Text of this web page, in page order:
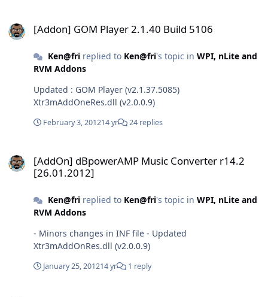
[Addon] GOM Player 2.1.40 Build 5106
Ken@frireplied to Ken@fri's topic in WPI, nLite and
RVM Addons
Updated : GOM Player (v2.1.37.5085)
Xtr3mAddOneRes.dll (v2.0.0.9)
February 3, 201214 yr 24 replies
[AddOn] dBpowerAMP Music Converter r14.2
[26.01.2012]
Ken@frireplied to Ken@fri's topic in WPI, nLite and
RVM Addons
- Minors changes in INF file - Updated
Xtr3mAddOnRes.dll (v2.0.0.9)
January 25, 201214 yr 1 reply